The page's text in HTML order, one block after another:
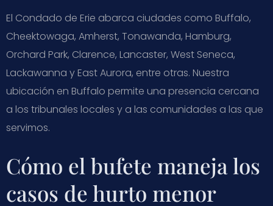
El Condado de Erie abarca ciudades como Buffalo,
Cheektowaga, Amherst, Tonawanda, Hamburg,
Orchard Park, Clarence, Lancaster, West Seneca,
Lackawanna y East Aurora, entre otras. Nuestra
ubicación en Buffalo permite una presencia cercana
a los tribunales locales y a las comunidades a las que
servimos.
Cómo el bufete maneja los
casos de hurto menor